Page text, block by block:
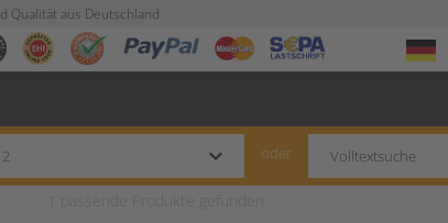
Qualität aus Deutschland
keyboard_arrow_down oder